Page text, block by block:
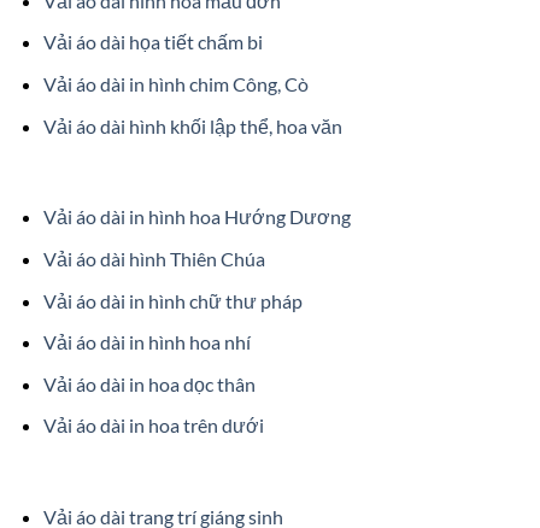
Vải áo dài họa tiết chấm bi
Vải áo dài in hình chim Công, Cò
Vải áo dài hình khối lập thể, hoa văn
Vải áo dài in hình hoa Hướng Dương
Vải áo dài hình Thiên Chúa
Vải áo dài in hình chữ thư pháp
Vải áo dài in hình hoa nhí
Vải áo dài in hoa dọc thân
Vải áo dài in hoa trên dưới
Vải áo dài trang trí giáng sinh